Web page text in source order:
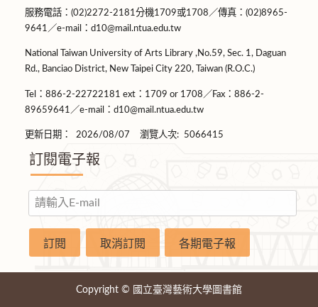
服務電話：(02)2272-2181分機1709或1708／傳真：(02)8965-
9641／e-mail：d10@mail.ntua.edu.tw
National Taiwan University of Arts Library ,No.59, Sec. 1, Daguan
Rd., Banciao District, New Taipei City 220, Taiwan (R.O.C.)
Tel：886-2-22722181 ext：1709 or 1708／Fax：886-2-
89659641／e-mail：d10@mail.ntua.edu.tw
更新日期： 2026/08/07 瀏覽人次: 5066415
訂閱電子報
Copyright © 國立臺灣藝術大學圖書館